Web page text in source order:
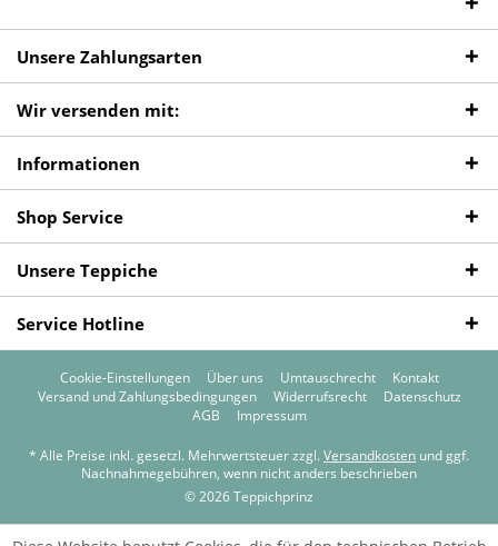
Unsere Zahlungsarten
Wir versenden mit:
Informationen
Shop Service
Unsere Teppiche
Service Hotline
Cookie-Einstellungen Über uns Umtauschrecht
Kontakt
Versand und Zahlungsbedingungen
Widerrufsrecht
Datenschutz
AGB
Impressum
* Alle Preise inkl. gesetzl. Mehrwertsteuer zzgl. Versandkosten und ggf.
Nachnahmegebühren, wenn nicht anders beschrieben
© 2026 Teppichprinz